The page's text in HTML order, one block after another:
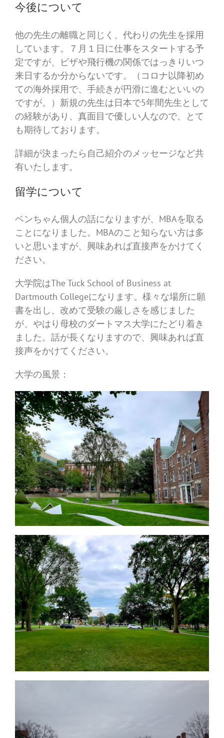
今後について
他の先生の離職と同じく、代わりの先生を採用
しています。７月１日に仕事をスタートする予
定ですが、ビザや飛行機の関係ではっきりいつ
来日するか分からないです。（コロナ以降初め
ての海外採用で、手続きが円滑に進むといいの
ですが。）新規の先生は日本で5年間先生として
の経験があり、真面目で優しい人なので、とて
も期待しております。
詳細が決まったら自己紹介のメッセージなど共
有いたします。
留学について
ベンちゃん個人の話になりますが、MBAを取る
ことになりました。MBAのこと知らない方は多
いと思いますが、興味あれば直接声をかけてく
ださい。
大学院はThe Tuck School of Business at
Dartmouth Collegeになります。様々な場所に願
書を出し、改めて受験の厳しさを感じました
が、やはり母校のダートマス大学にたどり着き
ました。話が長くなりますので、興味あれば直
接声をかけてください。
大学の風景：